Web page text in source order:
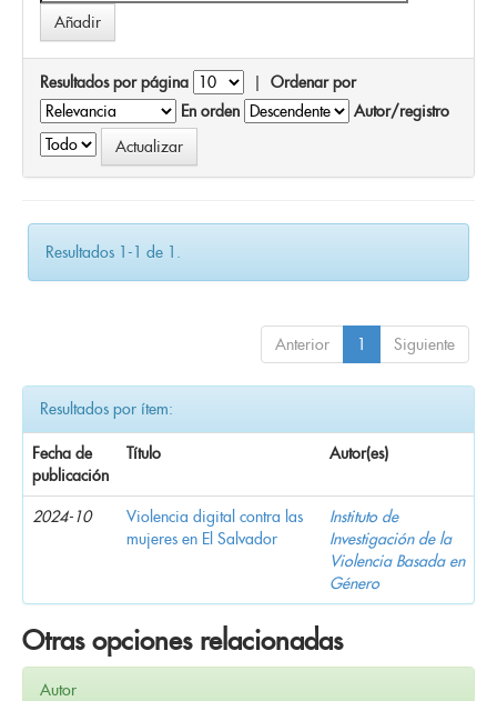
Resultados por página | Ordenar por
En orden
Autor/registro
Resultados 1-1 de 1.
Anterior 1 Siguiente
Resultados por ítem:
Fecha de
publicación
Título Autor(es)
2024-10
Violencia digital contra las
mujeres en El Salvador
Instituto de
Investigación de la
Violencia Basada en
Género
Otras opciones relacionadas
Autor